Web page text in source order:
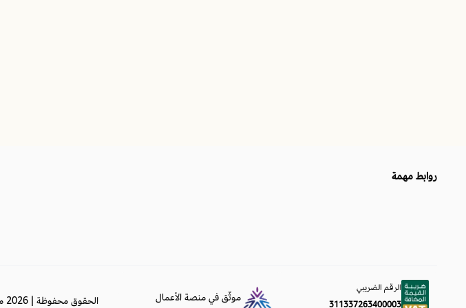
روابط مهمة
الرقم الضريبي
311337263400003
موثّق في منصة الأعمال الحقوق محفوظة | 2026